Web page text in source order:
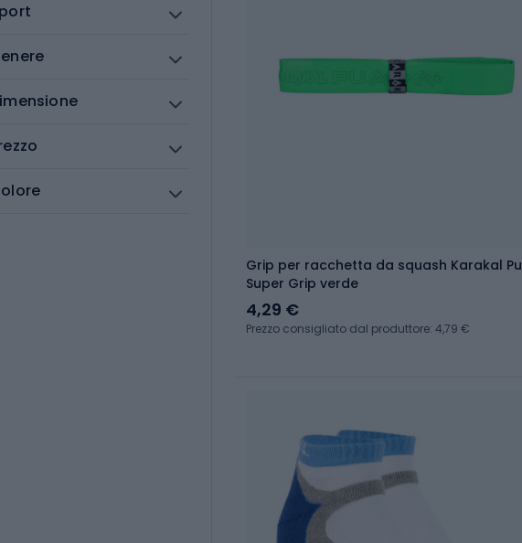
Grip per racchetta da squash Karakal Pu
Super Grip verde
4,29 €
Prezzo consigliato dal produttore: 4,79 €